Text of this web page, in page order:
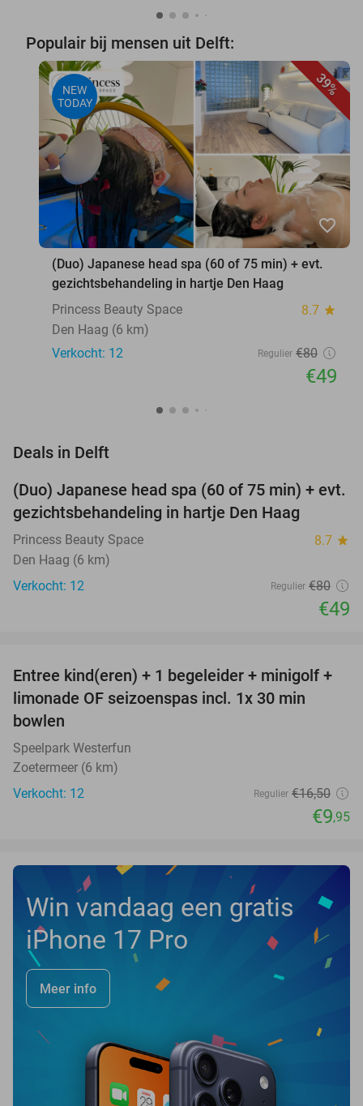
Populair bij mensen uit Delft:
39%
NEW
TODAY
favorite_border
(Duo) Japanese head spa (60 of 75 min) + evt.
gezichtsbehandeling in hartje Den Haag
Princess Beauty Space
8.7 star
Den Haag (6 km)
Verkocht: 12
Regulier €80
€49
Deals in Delft
39%
NEW
TODAY
(Duo) Japanese head spa (60 of 75 min) + evt.
gezichtsbehandeling in hartje Den Haag
Princess Beauty Space 8.7 star
Den Haag (6 km)
Verkocht: 12
Regulier €80
€49
40%
TODAY
Entree kind(eren) + 1 begeleider + minigolf +
limonade OF seizoenspas incl. 1x 30 min
bowlen
Speelpark Westerfun
Zoetermeer (6 km)
Verkocht: 12
Regulier €16,50
€9,95
Win vandaag een gratis
iPhone 17 Pro
Meer info